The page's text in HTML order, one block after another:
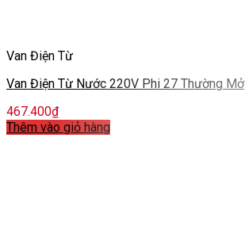
Van Điện Từ
Van Điện Từ Nước 220V Phi 27 Thường Mở
467.400₫
Thêm vào giỏ hàng